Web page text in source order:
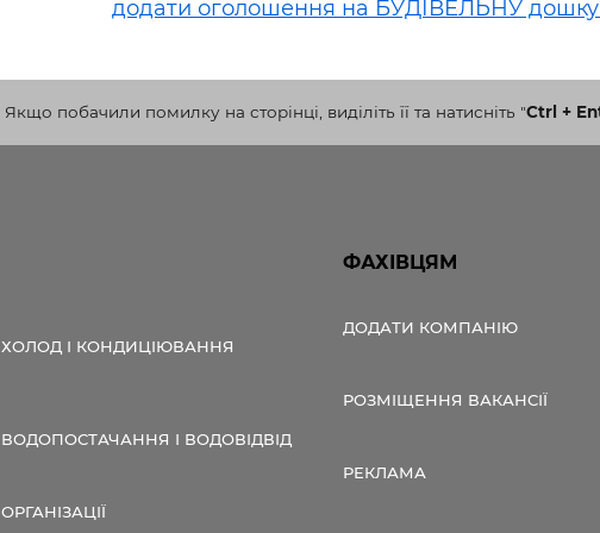
додати оголошення на БУДІВЕЛЬНУ дошку
Якщо побачили помилку на сторінці, виділіть її та натисніть "Ctrl +
ХОЛОД І КОНДИЦІЮВАННЯ
ВОДОПОСТАЧАННЯ І ВОДОВІДВІД
ОРГАНІЗАЦІЇ
ФАХІВЦЯМ
ДОДАТИ КОМПАНІЮ
РОЗМІЩЕННЯ ВАКАНСІЇ
РЕКЛАМА